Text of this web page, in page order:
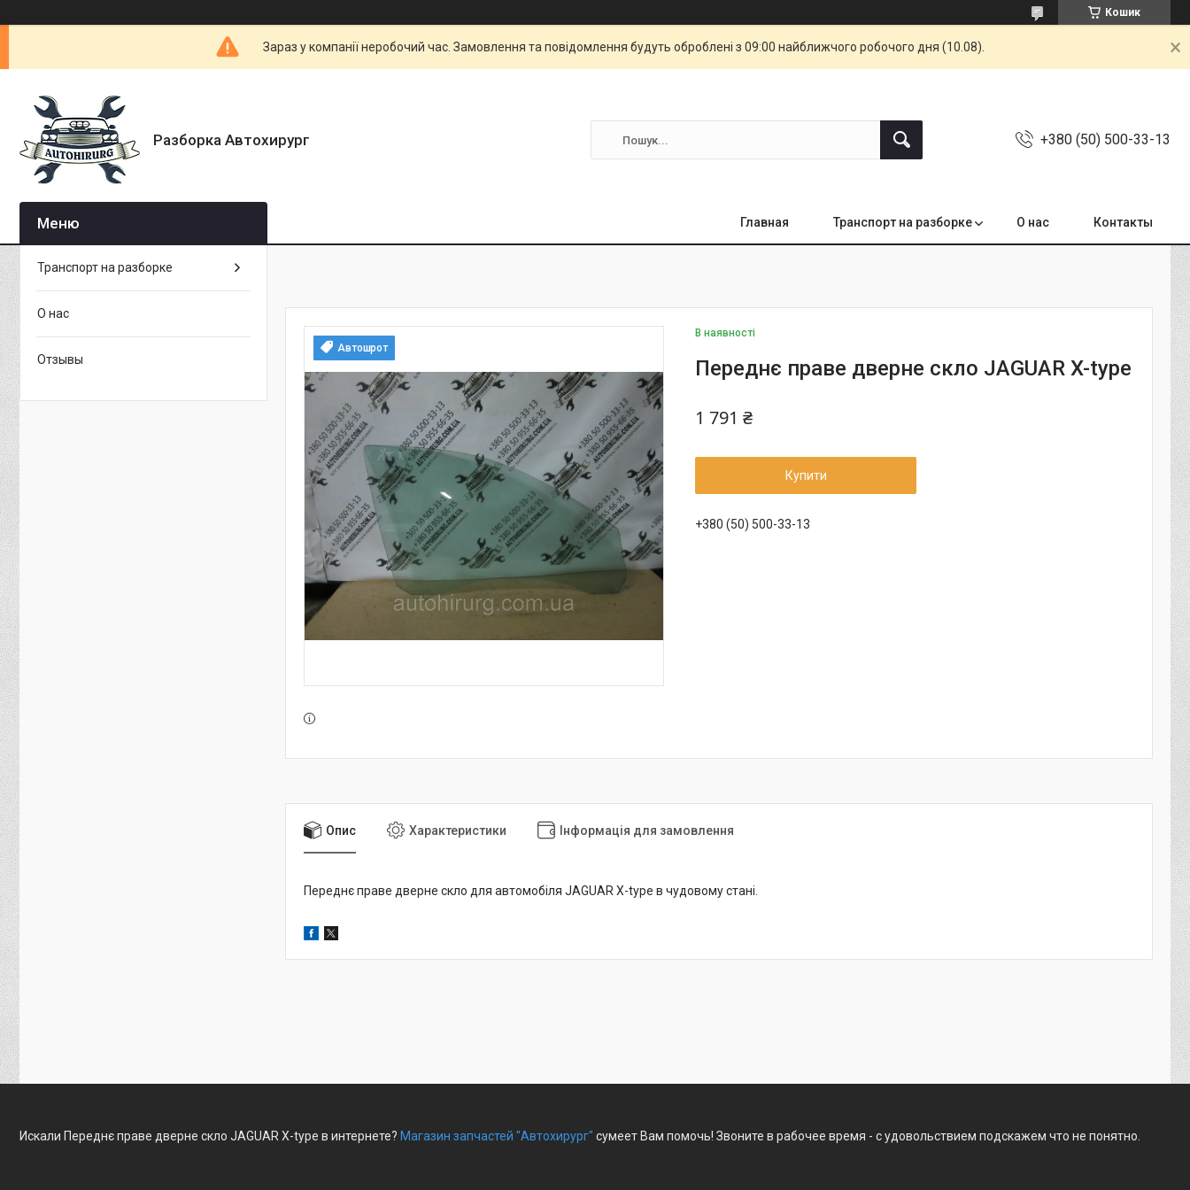
Кошик
Зараз у компанії неробочий час. Замовлення та повідомлення будуть оброблені з 09:00 найближчого робочого дня (10.08).
Разборка Автохирург +380 (50) 500-33-13
Главная Транспорт на разборке О нас Контакты
Автошрот
В наявності
Переднє праве дверне скло JAGUAR X-type
1 791 ₴
Купити
+380 (50) 500-33-13
Опис Характеристики Інформація для замовлення
Переднє праве дверне скло для автомобіля JAGUAR X-type в чудовому стані.
Транспорт на разборке
О нас
Отзывы
Искали Переднє праве дверне скло JAGUAR X-type в интернете? Магазин запчастей "Автохирург" сумеет Вам помочь! Звоните в рабочее время - с удовольствием подскажем что не понятно.